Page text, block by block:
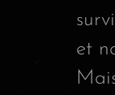
et